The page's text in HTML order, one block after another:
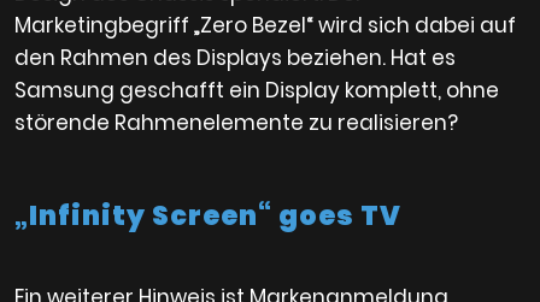
Marketingbegriff „Zero Bezel“ wird sich dabei auf
den Rahmen des Displays beziehen. Hat es
Samsung geschafft ein Display komplett, ohne
störende Rahmenelemente zu realisieren?
„Infinity Screen“ goes TV